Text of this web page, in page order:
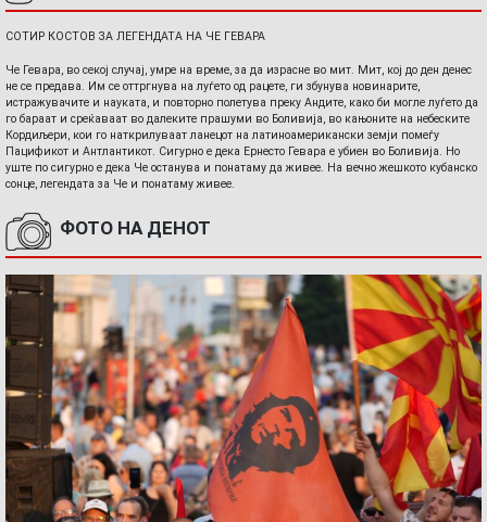
СОТИР КОСТОВ ЗА ЛЕГЕНДАТА НА ЧЕ ГЕВАРА
Че Гевара, во секој случај, умре на време, за да израсне во мит. Мит, кој до ден денес
не се предава. Им се оттргнува на луѓето од рацете, ги збунува новинарите,
истражувачите и науката, и повторно полетува преку Андите, како би могле луѓето да
го бараат и среќаваат во далеките прашуми во Боливија, во кањоните на небеските
Кордиљери, кои го наткрилуваат ланецот на латиноамерикански земји помеѓу
Пацификот и Антлантикот. Сигурно е дека Ернесто Гевара е убиен во Боливија. Но
уште по сигурно е дека Че останува и понатаму да живее. На вечно жешкото кубанско
сонце, легендата за Че и понатаму живее.
ФОТО НА ДЕНОТ